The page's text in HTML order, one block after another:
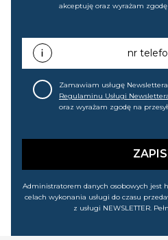
akceptuję oraz wyrażam
promocjach, wyprzedażach).
każdej chwili cofnąć.nr
Zamawiam usługę
Regulaminu Usługi
oraz wyrażam zgodę na
wyprzedażach). Wiem, że
Administratorem danych osobowych jest
celach wykonania usługi do czasu
z usługi NEWSLETTER.